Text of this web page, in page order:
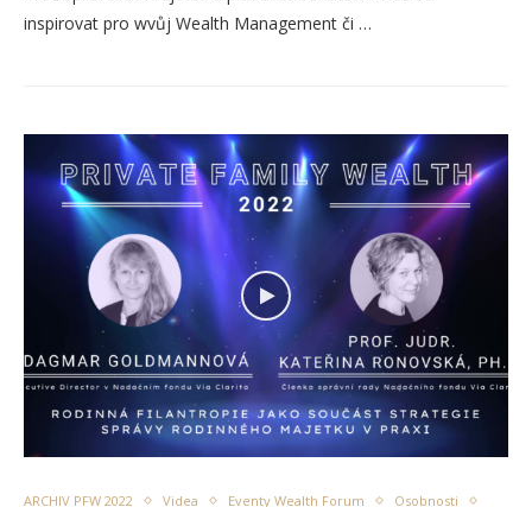
inspirovat pro wvůj Wealth Management či …
ARCHIV PFW 2022 Videa Eventy Wealth Forum
Osobnosti